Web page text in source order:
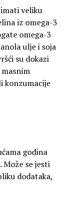
veliku
iz omega-3
omega-3
ulje i soja
su dokazi
konzumacije
godina
Može se jesti
dodataka,